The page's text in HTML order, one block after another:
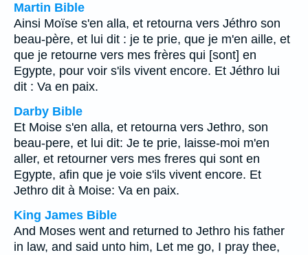
Martin Bible
Ainsi Moïse s'en alla, et retourna vers Jéthro son
beau-père, et lui dit : je te prie, que je m'en aille, et
que je retourne vers mes frères qui [sont] en
Egypte, pour voir s'ils vivent encore. Et Jéthro lui
dit : Va en paix.
Darby Bible
Et Moise s'en alla, et retourna vers Jethro, son
beau-pere, et lui dit: Je te prie, laisse-moi m'en
aller, et retourner vers mes freres qui sont en
Egypte, afin que je voie s'ils vivent encore. Et
Jethro dit à Moise: Va en paix.
King James Bible
And Moses went and returned to Jethro his father
in law, and said unto him, Let me go, I pray thee,